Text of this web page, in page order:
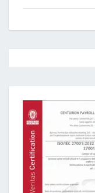
navigation